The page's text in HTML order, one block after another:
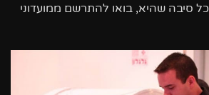
סיבה שהיא, בואו להתרשם ממועדוני